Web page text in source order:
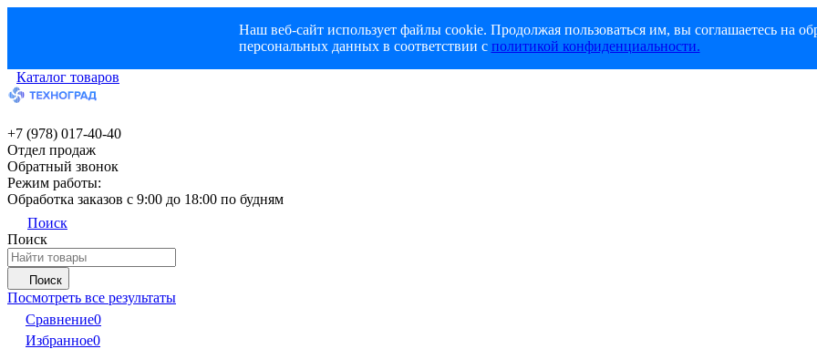
Наш веб-сайт использует файлы cookie. Продолжая пользоваться им, вы соглашаетесь на
персональных данных в соответствии с политикой конфиденциальности.
Каталог товаров
+7 (978) 017-40-40
Отдел продаж
Обратный звонок
Режим работы:
Обработка заказов с 9:00 до 18:00 по будням
Поиск
Поиск
Поиск
Посмотреть все результаты
Сравнение0
Избранное0